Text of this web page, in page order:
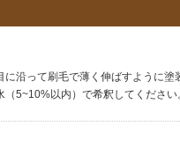
に沿って刷毛で薄く伸ばすように
（5~10%以内）で希釈してくださ